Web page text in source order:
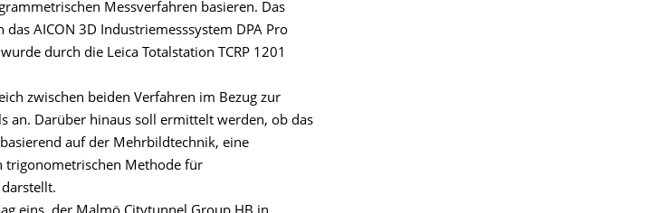
Messverfahren basieren. Das
AICON 3D Industriemesssystem DPA Pro
durch die Leica Totalstation TCRP 1201
zwischen beiden Verfahren im Bezug zur
an. Darüber hinaus soll ermittelt werden, ob das
auf der Mehrbildtechnik, eine
trigonometrischen Methode für